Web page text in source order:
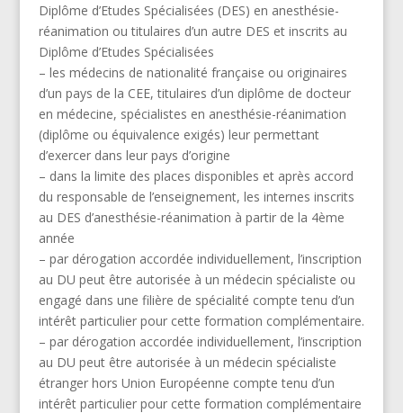
Diplôme d’Etudes Spécialisées (DES) en anesthésie-
réanimation ou titulaires d’un autre DES et inscrits au
Diplôme d’Etudes Spécialisées
– les médecins de nationalité française ou originaires
d’un pays de la CEE, titulaires d’un diplôme de docteur
en médecine, spécialistes en anesthésie-réanimation
(diplôme ou équivalence exigés) leur permettant
d’exercer dans leur pays d’origine
– dans la limite des places disponibles et après accord
du responsable de l’enseignement, les internes inscrits
au DES d’anesthésie-réanimation à partir de la 4ème
année
– par dérogation accordée individuellement, l’inscription
au DU peut être autorisée à un médecin spécialiste ou
engagé dans une filière de spécialité compte tenu d’un
intérêt particulier pour cette formation complémentaire.
– par dérogation accordée individuellement, l’inscription
au DU peut être autorisée à un médecin spécialiste
étranger hors Union Européenne compte tenu d’un
intérêt particulier pour cette formation complémentaire